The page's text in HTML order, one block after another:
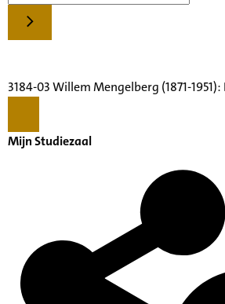
3184-03 Willem Mengelberg (1871-
Mijn Studiezaal